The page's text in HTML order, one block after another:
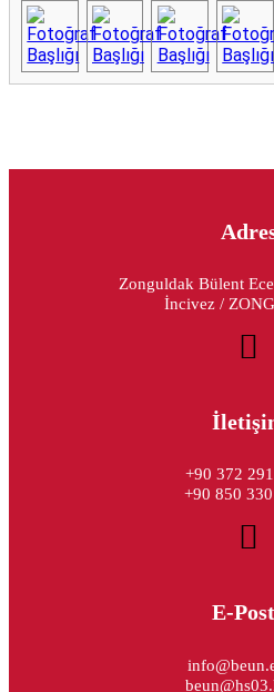
Zonguldak Bülent
İncivez /
+90 372
+90 850
E-